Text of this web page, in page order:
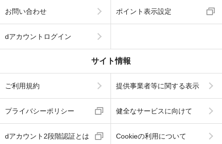
お問い合わせ ポイント表示設定
dアカウントログイン
サイト情報
ご利用規約 提供事業者等に関する表示
プライバシーポリシー 健全なサービスに向けて
dアカウント2段階認証とは Cookieの利用について